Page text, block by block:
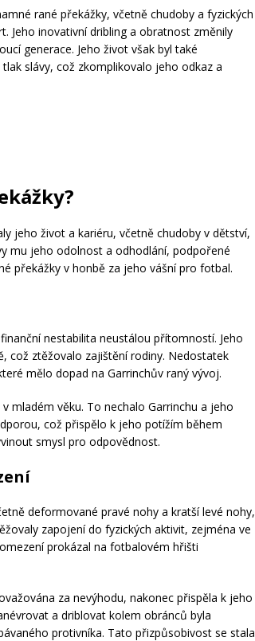
rané překážky, včetně chudoby a fyzických
Jeho inovativní dribling a obratnost změnily
generace. Jeho život však byl také
slávy, což zkomplikovalo jeho odkaz a
jeho život a kariéru, včetně chudoby v dětství,
mu jeho odolnost a odhodlání, podpořené
překážky v honbě za jeho vášní pro fotbal.
nestabilita neustálou přítomností. Jeho
což ztěžovalo zajištění rodiny. Nedostatek
mělo dopad na Garrinchův raný vývoj.
mladém věku. To nechalo Garrinchu a jeho
což přispělo k jeho potížím během
smysl pro odpovědnost.
deformované pravé nohy a kratší levé nohy,
zapojení do fyzických aktivit, zejména ve
prokázal na fotbalovém hřišti
za nevýhodu, nakonec přispěla k jeho
a driblovat kolem obránců byla
protivníka. Tato přizpůsobivost se stala